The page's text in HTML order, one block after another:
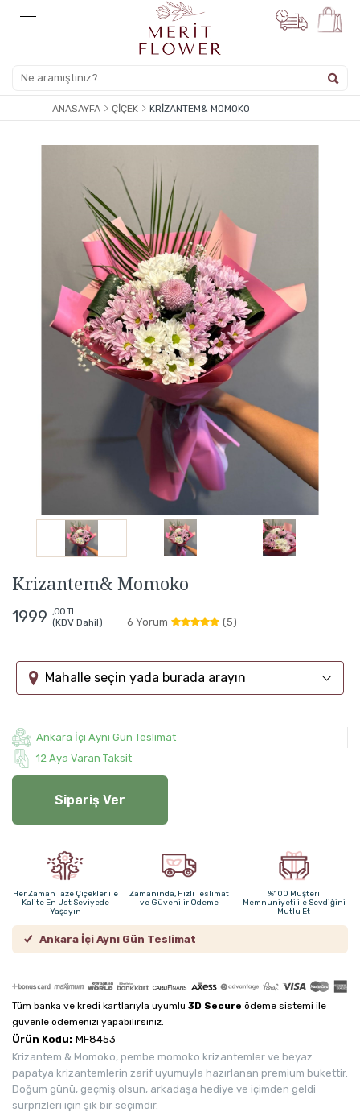
ANASAYFA ÇIÇEK KRIZANTEM& MOMOKO
Krizantem& Momoko
1999 ,00 TL
(KDV Dahil)
6 Yorum (5)
Mahalle seçin yada burada arayın
Ankara İçi Aynı Gün Teslimat
12 Aya Varan Taksit
Sipariş Ver
Her Zaman Taze Çiçekler ile
Kalite En Üst Seviyede
Yaşayın
Zamanında, Hızlı Teslimat
ve Güvenilir Ödeme
%100 Müşteri
Memnuniyeti ile Sevdiğini
Mutlu Et
Ankara İçi Aynı Gün Teslimat
Tüm banka ve kredi kartlarıyla uyumlu 3D Secure ödeme sistemi ile
güvenle ödemenizi yapabilirsiniz.
Ürün Kodu: MF8453
Krizantem & Momoko, pembe momoko krizantemler ve beyaz
papatya krizantemlerin zarif uyumuyla hazırlanan premium bukettir.
Doğum günü, geçmiş olsun, arkadaşa hediye ve içimden geldi
sürprizleri için şık bir seçimdir.